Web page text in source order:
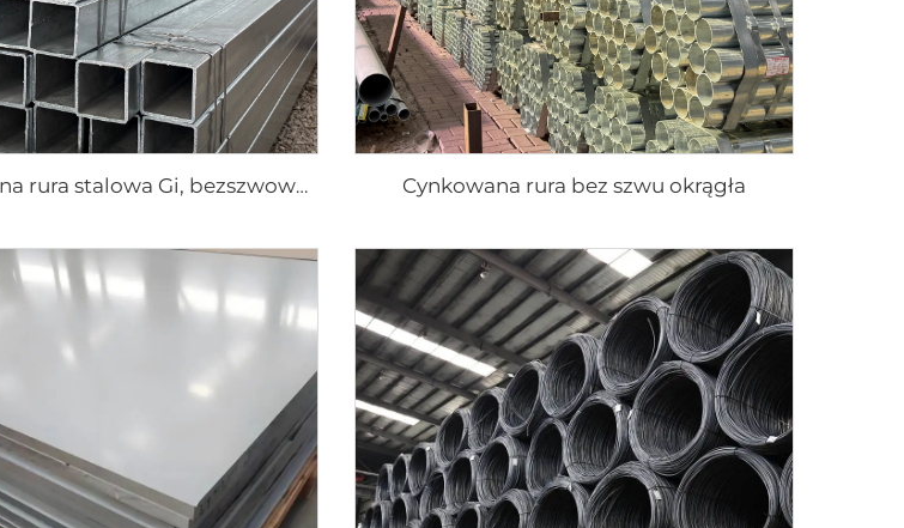
Pocynkowana rura stalowa Gi, bezszwowa rura kwadratowa Cynkowana rura bez szwu okrągła